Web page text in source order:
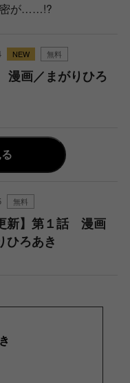
密が……!?
無料
画／まがりひろ
無料
新】第１話 漫画
ひろあき